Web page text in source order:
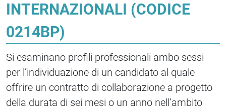
INTERNAZIONALI (CODICE
0214BP)
Si esaminano profili professionali ambo sessi
per l’individuazione di un candidato al quale
offrire un contratto di collaborazione a progetto
della durata di sei mesi o un anno nell’ambito